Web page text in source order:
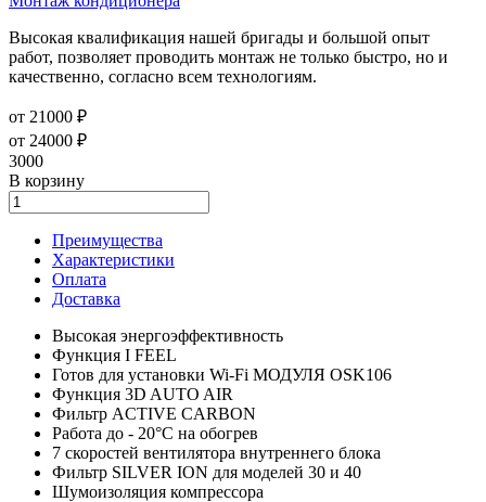
Высокая квалификация нашей бригады и большой опыт
работ, позволяет проводить монтаж не только быстро, но и
качественно, согласно всем технологиям.
от 21000 ₽
от 24000 ₽
3000
В корзину
Преимущества
Характеристики
Оплата
Доставка
Высокая энергоэффективность
Функция I FEEL
Готов для установки Wi-Fi МОДУЛЯ OSK106
Функция 3D AUTO AIR
Фильтр ACTIVE CARBON
Работа до - 20°C на обогрев
7 скоростей вентилятора внутреннего блока
Фильтр SILVER ION для моделей 30 и 40
Шумоизоляция компрессора